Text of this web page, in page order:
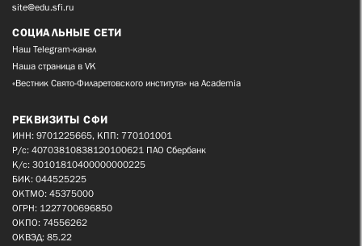
site@edu.sfi.ru
СОЦИАЛЬНЫЕ СЕТИ
Наш Telegram-канал
Наша страница в VK
«Вестник Свято-Филаретовского института» на Academia
РЕКВИЗИТЫ СФИ
ИНН: 9701225665, КПП: 770101001
Р/с: 40703810838120100621 ПАО Сбербанк
К/с: 30101810400000000225
БИК: 044525225
ОКТМО: 45375000
ОГРН: 1227700696850
ОКПО: 74556262
ОКВЭД: 85.22